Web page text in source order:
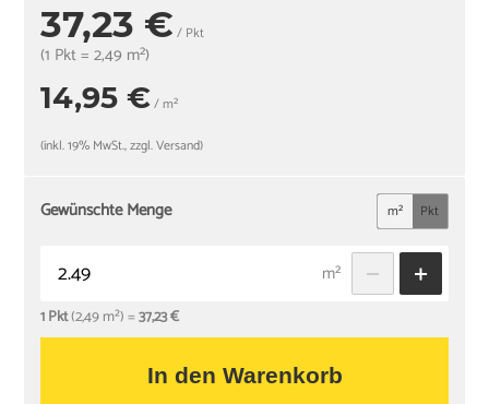
37,23 € / Pkt
(1 Pkt = 2,49 m²)
14,95 €/ m²
(inkl. 19% MwSt., zzgl. Versand)
Gewünschte Menge m² Pkt
m²
1 Pkt(2,49 m²) =37,23 €
In den Warenkorb